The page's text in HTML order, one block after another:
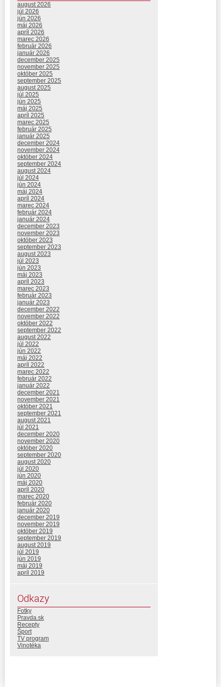
august 2026
júl 2026
jún 2026
máj 2026
apríl 2026
marec 2026
február 2026
január 2026
december 2025
november 2025
október 2025
september 2025
august 2025
júl 2025
jún 2025
máj 2025
apríl 2025
marec 2025
február 2025
január 2025
december 2024
november 2024
október 2024
september 2024
august 2024
júl 2024
jún 2024
máj 2024
apríl 2024
marec 2024
február 2024
január 2024
december 2023
november 2023
október 2023
september 2023
august 2023
júl 2023
jún 2023
máj 2023
apríl 2023
marec 2023
február 2023
január 2023
december 2022
november 2022
október 2022
september 2022
august 2022
júl 2022
jún 2022
máj 2022
apríl 2022
marec 2022
február 2022
január 2022
december 2021
november 2021
október 2021
september 2021
august 2021
júl 2021
december 2020
november 2020
október 2020
september 2020
august 2020
júl 2020
jún 2020
máj 2020
apríl 2020
marec 2020
február 2020
január 2020
december 2019
november 2019
október 2019
september 2019
august 2019
júl 2019
jún 2019
máj 2019
apríl 2019
Odkazy
Fotky
Pravda.sk
Recepty
Šport
TV program
Vinotéka